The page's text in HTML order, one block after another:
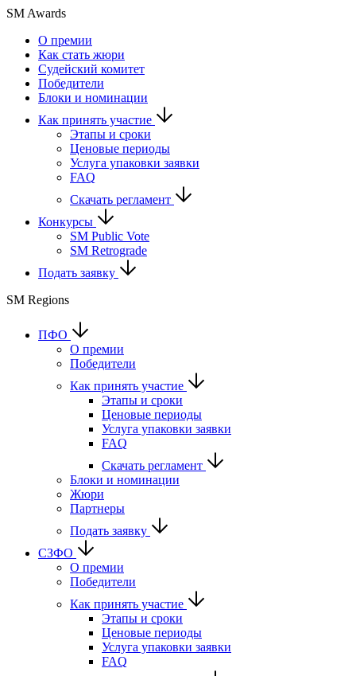
SM Awards
О премии
Как стать жюри
Судейский комитет
Победители
Блоки и номинации
Как принять участие
Этапы и сроки
Ценовые периоды
Услуга упаковки заявки
FAQ
Скачать регламент
Конкурсы
SM Public Vote
SM Retrograde
Подать заявку
SM Regions
ПФО
О премии
Победители
Как принять участие
Этапы и сроки
Ценовые периоды
Услуга упаковки заявки
FAQ
Скачать регламент
Блоки и номинации
Жюри
Партнеры
Подать заявку
СЗФО
О премии
Победители
Как принять участие
Этапы и сроки
Ценовые периоды
Услуга упаковки заявки
FAQ